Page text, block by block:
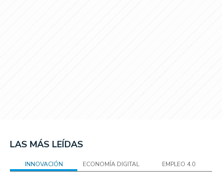
LAS MÁS LEÍDAS
INNOVACIÓN ECONOMÍA DIGITAL EMPLEO 4.0